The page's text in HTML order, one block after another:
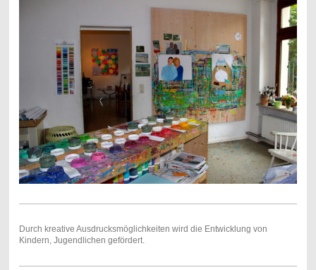
Durch kreative Ausdrucksmöglichkeiten wird die Entwicklung von
Kindern, Jugendlichen gefördert.